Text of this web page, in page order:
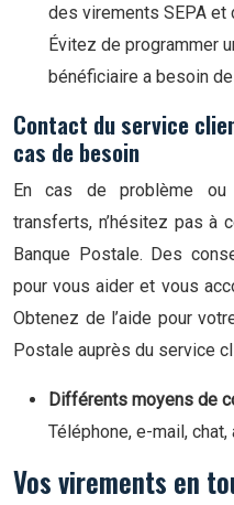
des virements SEPA
Évitez de programmer
bénéficiaire a besoin
Contact du service
cas de besoin
En cas de problème ou
transferts, n’hésitez pas à
Banque Postale. Des
pour vous aider et vous
Obtenez de l’aide pour
Postale auprès du service
Différents moyens de
Téléphone, e-mail, chat,
Vos virements en